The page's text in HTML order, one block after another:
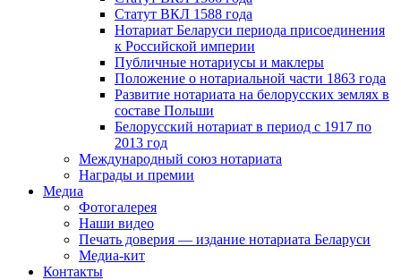
Статут ВКЛ 1588 года
Нотариат Беларуси периода присоединения
к Российской империи
Публичные нотариусы и маклеры
Положение о нотариальной части 1863 года
Развитие нотариата на белорусских землях в
составе Польши
Белорусский нотариат в период с 1917 по
2013 год
Международный союз нотариата
Награды и премии
Медиа
Фотогалерея
Наши видео
Печать доверия — издание нотариата Беларуси
Медиа-кит
Контакты